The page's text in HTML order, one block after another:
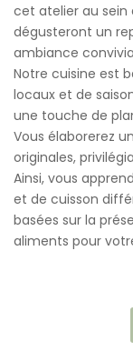
cet atelier au sein
dégusteront un
ambiance
Notre cuisine est
locaux et de
une touche de
Vous élaborerez
originales,
Ainsi, vous
et de cuisson
basées sur la
aliments pour